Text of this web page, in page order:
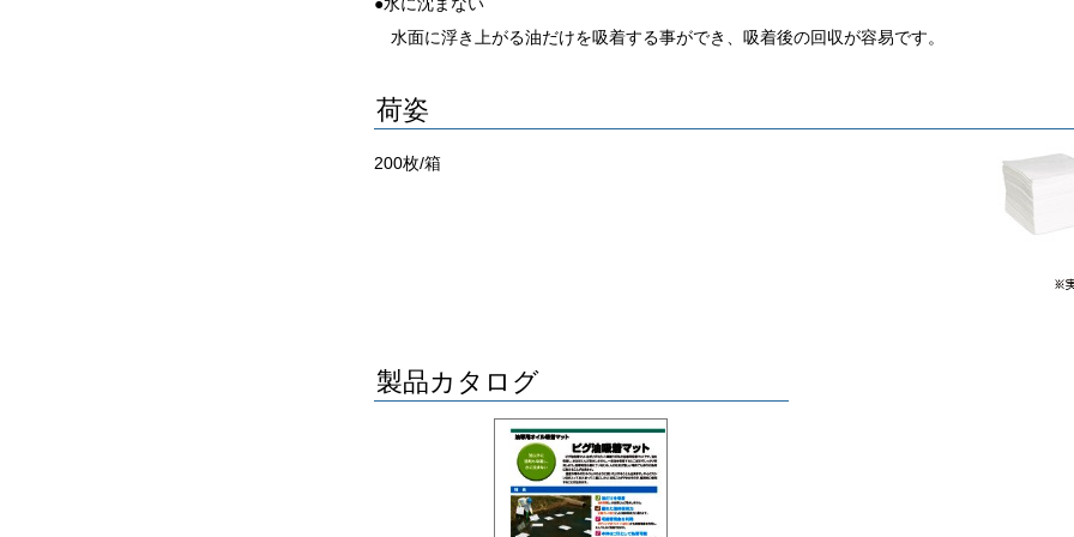
水面に浮き上がる油だけを吸着する事ができ、吸着後の回収が容易です。
荷姿
200枚/箱
製品カタログ